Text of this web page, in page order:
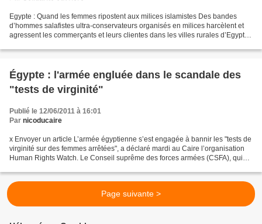
Egypte : Quand les femmes ripostent aux milices islamistes Des bandes
d’hommes salafistes ultra-conservateurs organisés en milices harcèlent et
agressent les commerçants et leurs clientes dans les villes rurales d’Egypte,
Égypte : l'armée engluée dans le scandale des
"tests de virginité"
Publié le 12/06/2011 à 16:01
Par nicoducaire
x Envoyer un article L’armée égyptienne s’est engagée à bannir les "tests de
virginité sur des femmes arrêtées", a déclaré mardi au Caire l’organisation
Human Rights Watch. Le Conseil suprême des forces armées (CSFA), qui
Page suivante >